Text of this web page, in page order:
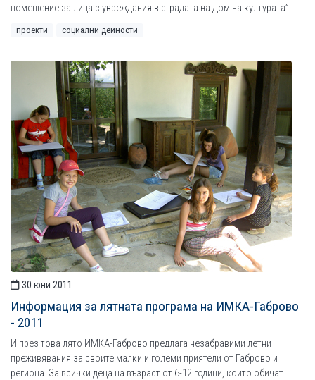
помещение за лица с увреждания в сградата на Дом на културата”.
проекти социални дейности
30 юни 2011
Информация за лятната програма на ИМКА-Габрово
- 2011
И през това лято ИМКА-Габрово предлага незабравими летни
преживявания за своите малки и големи приятели от Габрово и
региона. За всички деца на възраст от 6-12 години, които обичат